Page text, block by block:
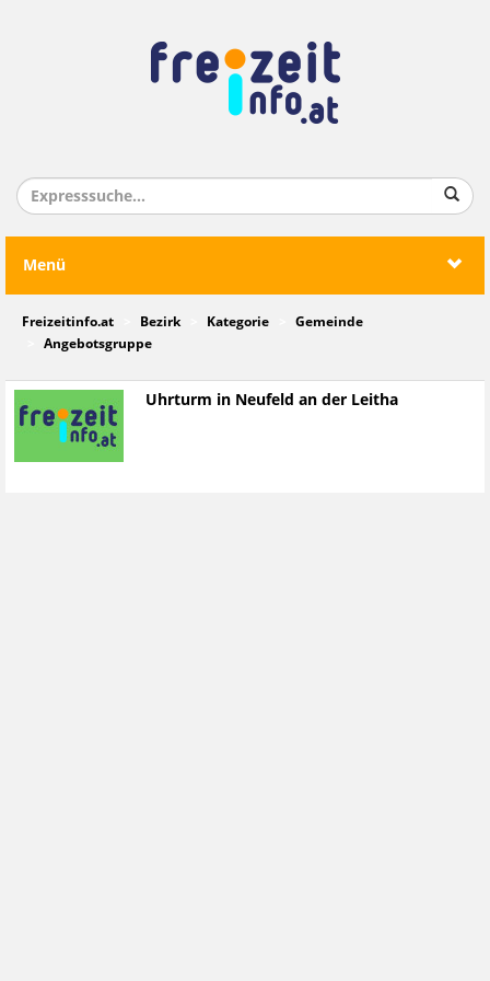
Menü
Freizeitinfo.at Bezirk Kategorie
Gemeinde
Angebotsgruppe
Uhrturm in Neufeld an der Leitha